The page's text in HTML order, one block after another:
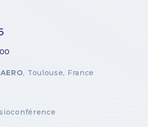
, Toulouse, France